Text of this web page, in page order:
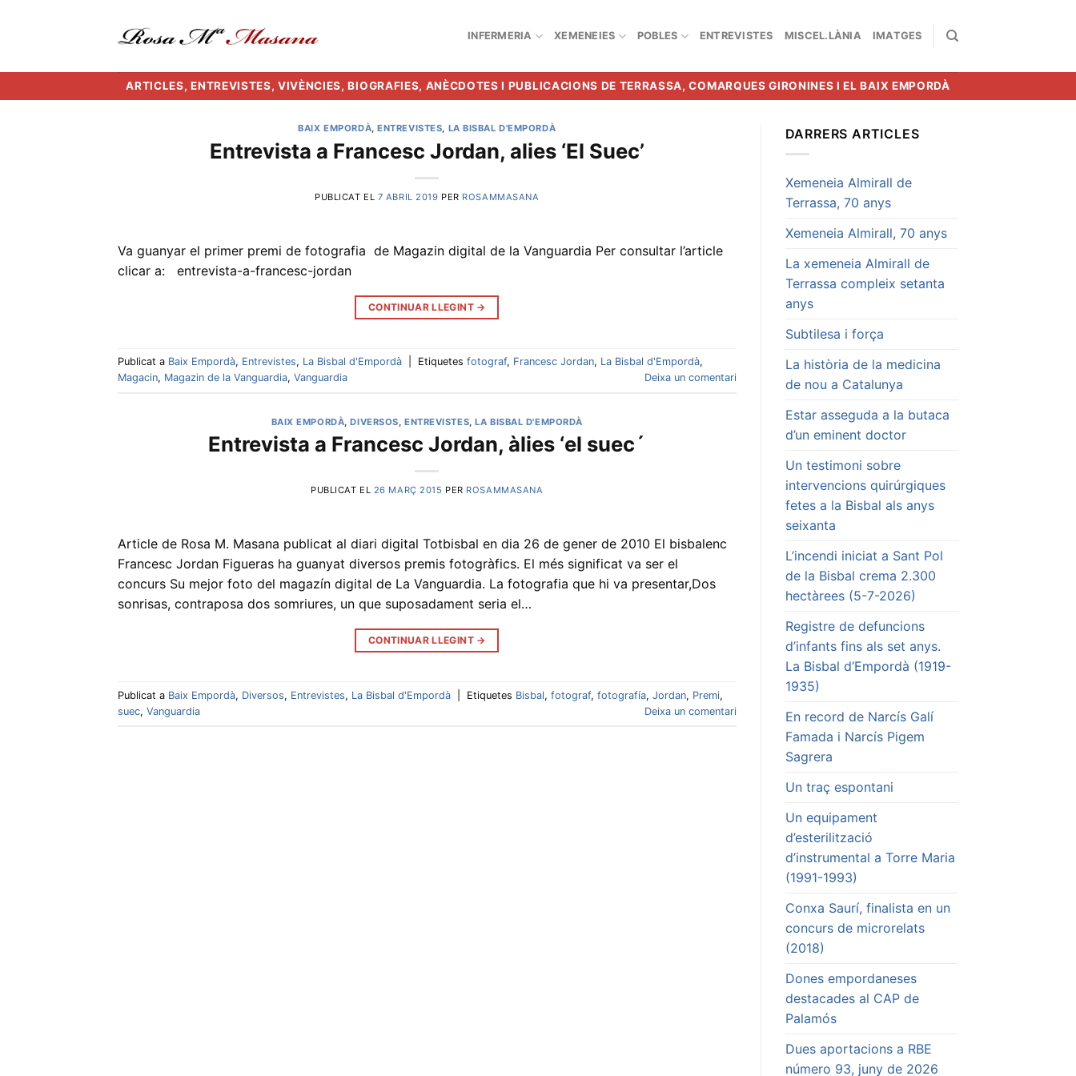
INFERMERIA XEMENEIES POBLES ENTREVISTES MISCEL.LÀNIA IMATGES
ARTICLES, ENTREVISTES, VIVÈNCIES, BIOGRAFIES, ANÈCDOTES I PUBLICACIONS DE TERRASSA, COMARQUES GIRONINES I EL BAIX EMPORDÀ
BAIX EMPORDÀ,ENTREVISTES, LA BISBAL D'EMPORDÀ
Entrevista a Francesc Jordan, alies ‘El Suec’
PUBLICAT EL 7 ABRIL 2019 PER ROSAMMASANA
Va guanyar el primer premi de fotografia de Magazin digital de la Vanguardia Per consultar l’article
clicar a: entrevista-a-francesc-jordan
CONTINUAR LLEGINT →
Publicat a Baix Empordà, Entrevistes, La Bisbal d'Empordà Etiquetes fotograf, Francesc Jordan, La Bisbal d'Empordà,
Magacin, Magazin de la Vanguardia, Vanguardia Deixa un comentari
BAIX EMPORDÀ ,DIVERSOS ,ENTREVISTES ,LA BISBAL D'EMPORDÀ
Entrevista a Francesc Jordan, àlies ‘el suec´
PUBLICAT EL 26 MARÇ 2015 PER ROSAMMASANA
Article de Rosa M. Masana publicat al diari digital Totbisbal en dia 26 de gener de 2010 El bisbalenc
Francesc Jordan Figueras ha guanyat diversos premis fotogràfics. El més significat va ser el
concurs Su mejor foto del magazín digital de La Vanguardia. La fotografia que hi va presentar,Dos
sonrisas, contraposa dos somriures, un que suposadament seria el…
CONTINUAR LLEGINT →
Publicat a Baix Empordà, Diversos, Entrevistes, La Bisbal d'Empordà Etiquetes Bisbal, fotograf, fotografía, Jordan, Premi,
suec, Vanguardia Deixa un comentari
DARRERS ARTICLES
Xemeneia Almirall de
Terrassa, 70 anys
Xemeneia Almirall, 70 anys
La xemeneia Almirall de
Terrassa compleix setanta
anys
Subtilesa i força
La història de la medicina
de nou a Catalunya
Estar asseguda a la butaca
d’un eminent doctor
Un testimoni sobre
intervencions quirúrgiques
fetes a la Bisbal als anys
seixanta
L’incendi iniciat a Sant Pol
de la Bisbal crema 2.300
hectàrees (5-7-2026)
Registre de defuncions
d’infants fins als set anys.
La Bisbal d’Empordà (1919-
1935)
En record de Narcís Galí
Famada i Narcís Pigem
Sagrera
Un traç espontani
Un equipament
d’esterilització
d’instrumental a Torre Maria
(1991-1993)
Conxa Saurí, finalista en un
concurs de microrelats
(2018)
Dones empordaneses
destacades al CAP de
Palamós
Dues aportacions a RBE
número 93, juny de 2026